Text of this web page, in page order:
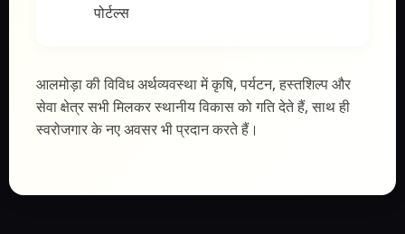
पोर्टल्स
आलमोड़ा की विविध अर्थव्यवस्था में कृषि, पर्यटन, हस्तशिल्प और
सेवा क्षेत्र सभी मिलकर स्थानीय विकास को गति देते हैं, साथ ही
स्वरोजगार के नए अवसर भी प्रदान करते हैं।